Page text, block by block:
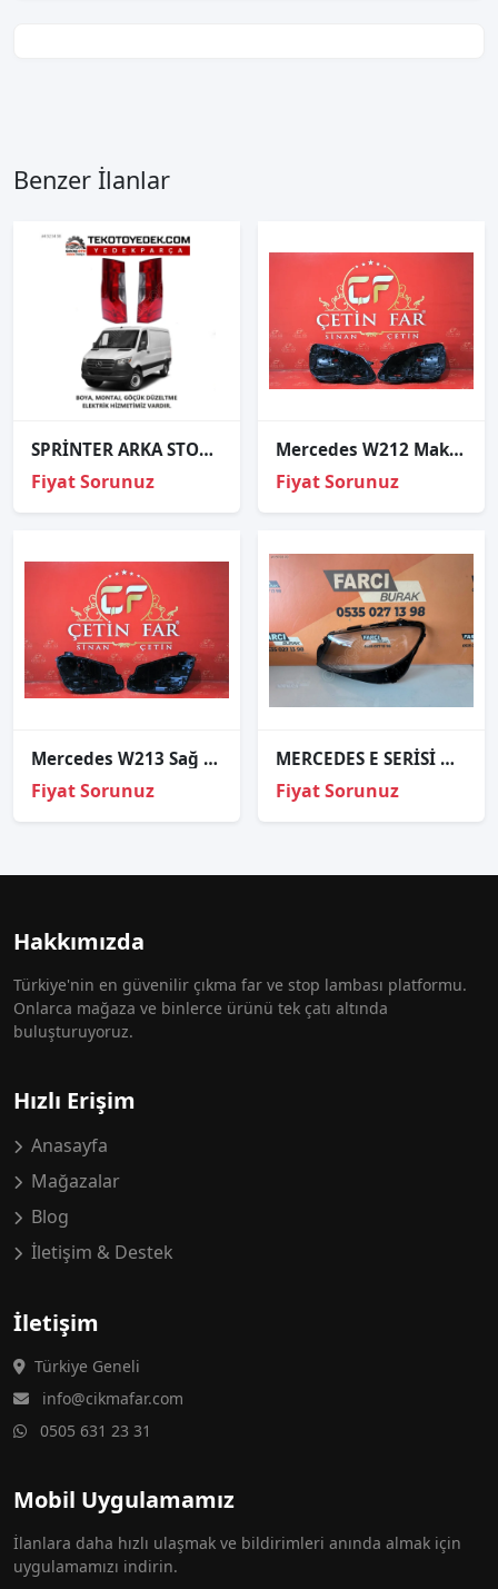
Benzer İlanlar
SPRİNTER ARKA STOP SAĞ SOL 2018 VE ÜZERİ / KAMPANYA
Fiyat Sorunuz
Mercedes W212 Makyajli Sağ Sol Far Kasasi
Fiyat Sorunuz
Mercedes W213 Sağ Sol Far Kasasi 2016-2018
Fiyat Sorunuz
MERCEDES E SERİSİ W213 SOL FAR CAMI SIFIR 17-20 LOGOLU
Fiyat Sorunuz
Hakkımızda
Türkiye'nin en güvenilir çıkma far ve stop lambası platformu.
Onlarca mağaza ve binlerce ürünü tek çatı altında
buluşturuyoruz.
Hızlı Erişim
Anasayfa
Mağazalar
Blog
İletişim & Destek
İletişim
Türkiye Geneli
info@cikmafar.com
0505 631 23 31
Mobil Uygulamamız
İlanlara daha hızlı ulaşmak ve bildirimleri anında almak için
uygulamamızı indirin.